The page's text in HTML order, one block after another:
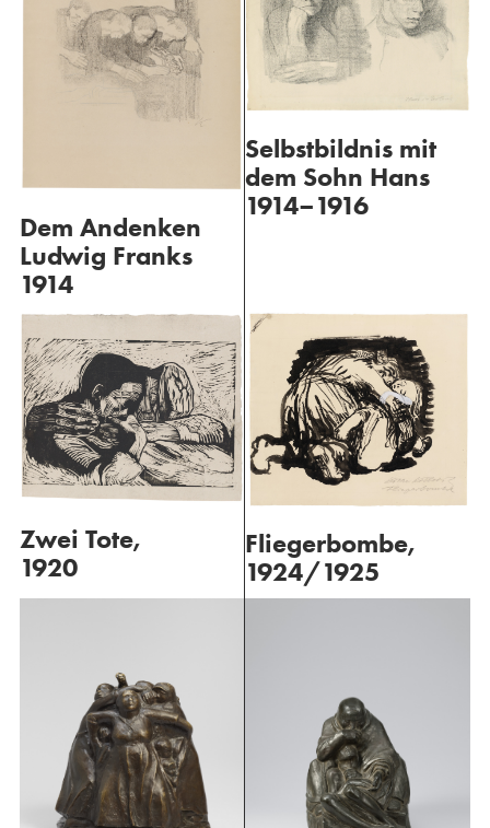
Dem Andenken
Ludwig Franks
1914
Selbstbildnis mit
dem Sohn Hans
1914–1916
Zwei Tote,
1920
Fliegerbombe,
1924/1925